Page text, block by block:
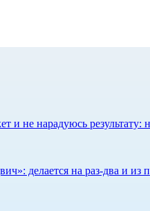
не нарадуюсь результату:
делается на раз-два и из